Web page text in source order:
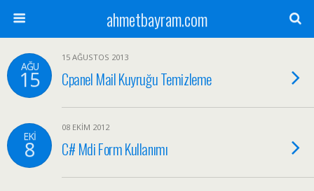
ahmetbayram.com
AĞU
15
15 AĞUSTOS 2013
Cpanel Mail Kuyruğu Temizleme
EKI
8
08 EKIM 2012
C# Mdi Form Kullanımı